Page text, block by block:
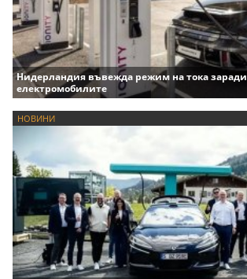
Нидерландия въвежда режим на тока заради
електромобилите
НОВИНИ